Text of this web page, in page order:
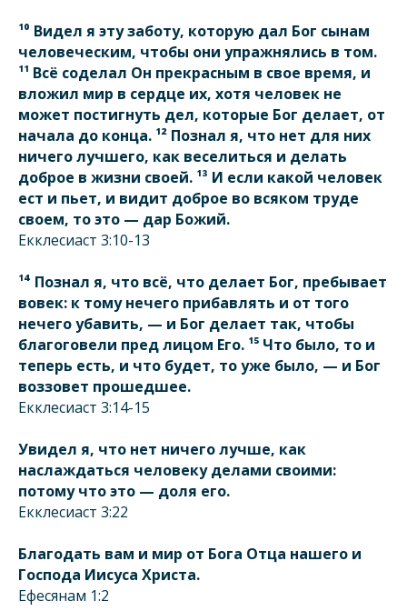
¹⁰ Видел я эту заботу, которую дал Бог сынам
человеческим, чтобы они упражнялись в том.
¹¹ Всё соделал Он прекрасным в свое время, и
вложил мир в сердце их, хотя человек не
может постигнуть дел, которые Бог делает, от
начала до конца. ¹² Познал я, что нет для них
ничего лучшего, как веселиться и делать
доброе в жизни своей. ¹³ И если какой человек
ест и пьет, и видит доброе во всяком труде
своем, то это — дар Божий.
Екклеcиаст 3:10-13
¹⁴ Познал я, что всё, что делает Бог, пребывает
вовек: к тому нечего прибавлять и от того
нечего убавить, — и Бог делает так, чтобы
благоговели пред лицом Его. ¹⁵ Что было, то и
теперь есть, и что будет, то уже было, — и Бог
воззовет прошедшее.
Екклеcиаст 3:14-15
Увидел я, что нет ничего лучше, как
наслаждаться человеку делами своими:
потому что это — доля его.
Екклеcиаст 3:22
Благодать вам и мир от Бога Отца нашего и
Господа Иисуса Христа.
Ефесянам 1:2